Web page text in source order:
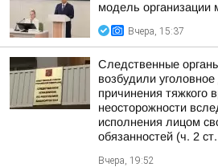
модель
Вчера, 15:37
Следственные
возбудили
причинения тяжкого
неосторожности
исполнения лицом
обязанностей (ч. 2
Вчера, 19:52